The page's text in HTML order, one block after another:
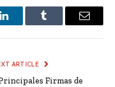
LinkedInTumblr Email
ARTICLE
Firmas de